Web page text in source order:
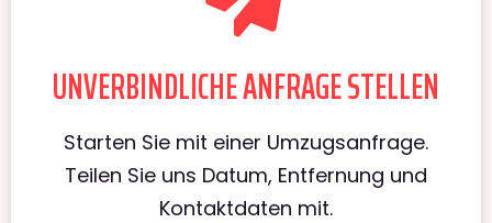
UNVERBINDLICHE ANFRAGE STELLEN
Starten Sie mit einer Umzugsanfrage.
Teilen Sie uns Datum, Entfernung und
Kontaktdaten mit.